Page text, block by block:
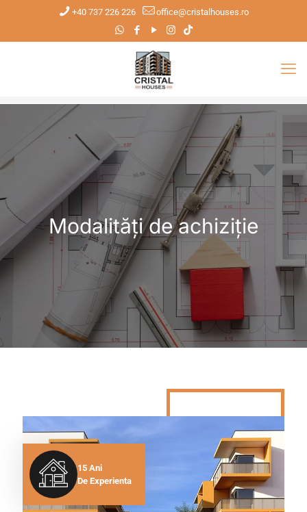
+40 737 226 226 office@cristalhouses.ro
Modalități de achiziție
15 Ani
De Experienta